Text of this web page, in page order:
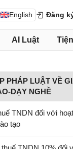
English Đăng
AI Luật
PHÁP LUẬT VỀ
DẠY NGHỀ
TNDN đối với
tạo